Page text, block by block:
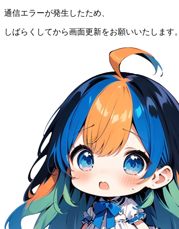
通信エラーが発生したため、
しばらくしてから画面更新をお願いいたします。